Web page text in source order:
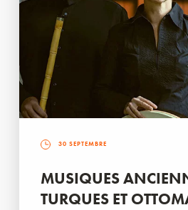
30 SEPTEMBRE
MUSIQUES
TURQUES ET